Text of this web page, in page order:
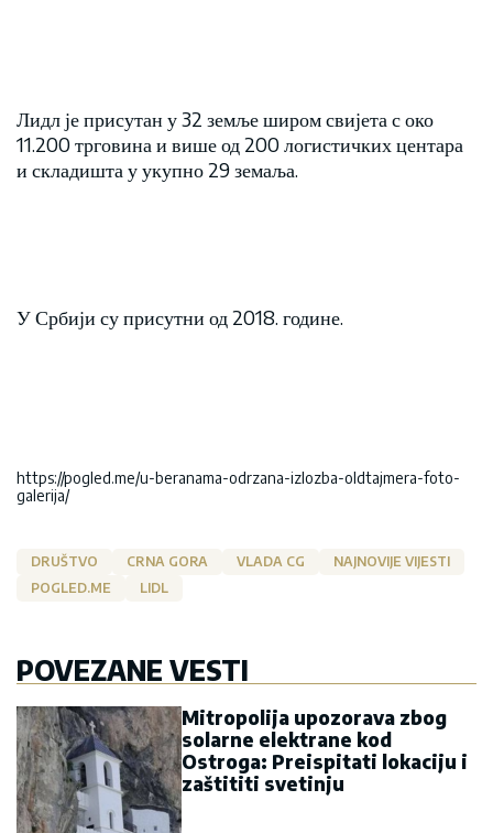
Лидл је присутан у 32 земље широм свијета с око
11.200 трговина и више од 200 логистичких центара
и складишта у укупно 29 земаља.
У Србији су присутни од 2018. године.
https://pogled.me/u-beranama-odrzana-izlozba-oldtajmera-foto-
galerija/
DRUŠTVO CRNA GORA VLADA CG
NAJNOVIJE VIJESTI
POGLED.ME
LIDL
POVEZANE VESTI
Mitropolija upozorava zbog
solarne elektrane kod
Ostroga: Preispitati lokaciju i
zaštititi svetinju